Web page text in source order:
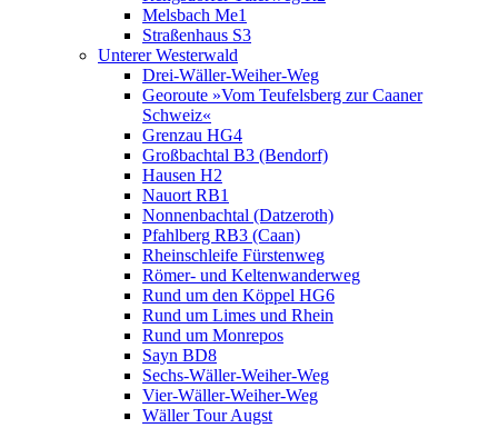
Melsbach Me1
Straßenhaus S3
Unterer Westerwald
Drei-Wäller-Weiher-Weg
Georoute »Vom Teufelsberg zur Caaner
Schweiz«
Grenzau HG4
Großbachtal B3 (Bendorf)
Hausen H2
Nauort RB1
Nonnenbachtal (Datzeroth)
Pfahlberg RB3 (Caan)
Rheinschleife Fürstenweg
Römer- und Keltenwanderweg
Rund um den Köppel HG6
Rund um Limes und Rhein
Rund um Monrepos
Sayn BD8
Sechs-Wäller-Weiher-Weg
Vier-Wäller-Weiher-Weg
Wäller Tour Augst